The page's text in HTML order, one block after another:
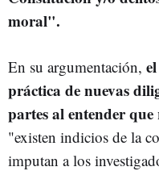
moral".
En su argumentación,
práctica de nuevas
partes al entender
"existen indicios de la
imputan a los